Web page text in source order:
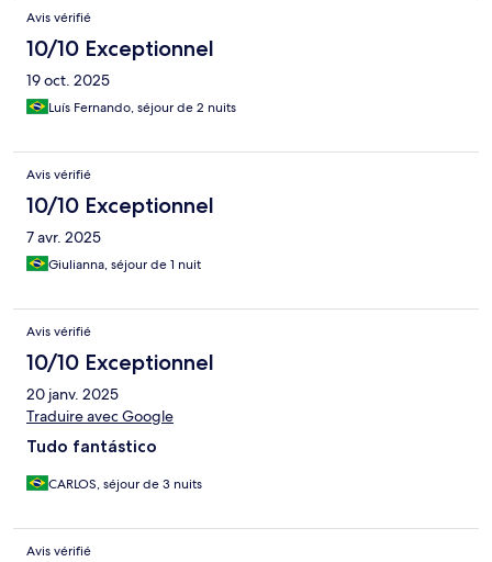
Avis vérifié
10/10 Exceptionnel
19 oct. 2025
Luís Fernando, séjour de 2 nuits
Avis vérifié
10/10 Exceptionnel
7 avr. 2025
Giulianna, séjour de 1 nuit
Avis vérifié
10/10 Exceptionnel
20 janv. 2025
Traduire avec Google
Tudo fantástico
CARLOS, séjour de 3 nuits
Avis vérifié